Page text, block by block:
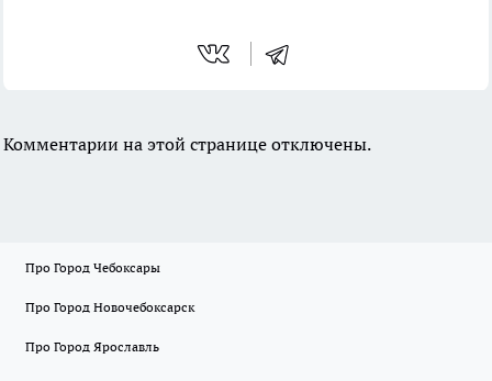
Комментарии на этой странице отключены.
Про Город Чебоксары
Про Город Новочебоксарск
Про Город Ярославль